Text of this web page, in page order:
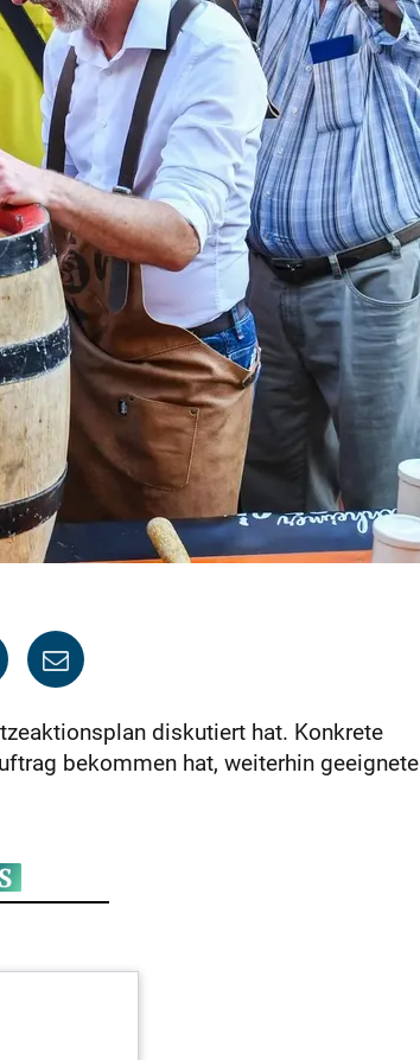
diskutiert hat. Konkrete
bekommen hat, weiterhin geeignete